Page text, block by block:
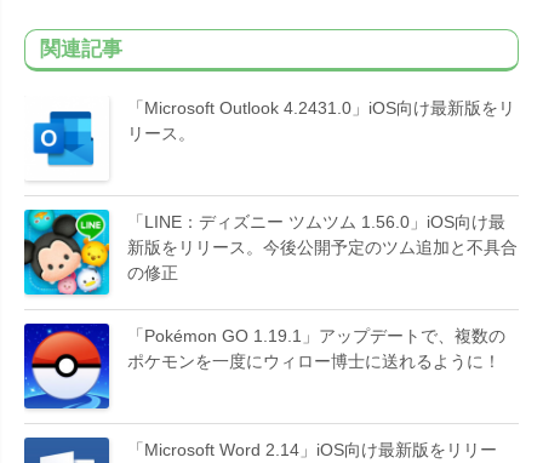
関連記事
「Microsoft Outlook 4.2431.0」iOS向け最新版をリ
リース。
「LINE：ディズニー ツムツム 1.56.0」iOS向け最
新版をリリース。今後公開予定のツム追加と不具合
の修正
「Pokémon GO 1.19.1」アップデートで、複数の
ポケモンを一度にウィロー博士に送れるように！
「Microsoft Word 2.14」iOS向け最新版をリリー